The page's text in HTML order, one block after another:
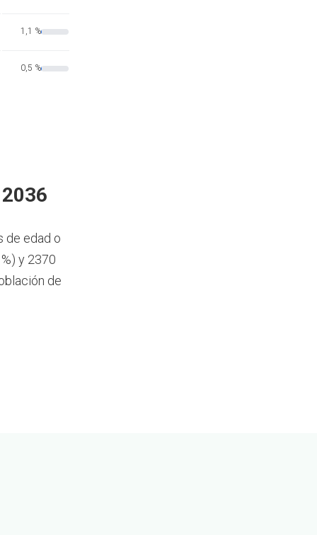
1,1 %
0,5 %
de edad o
y 2370
de